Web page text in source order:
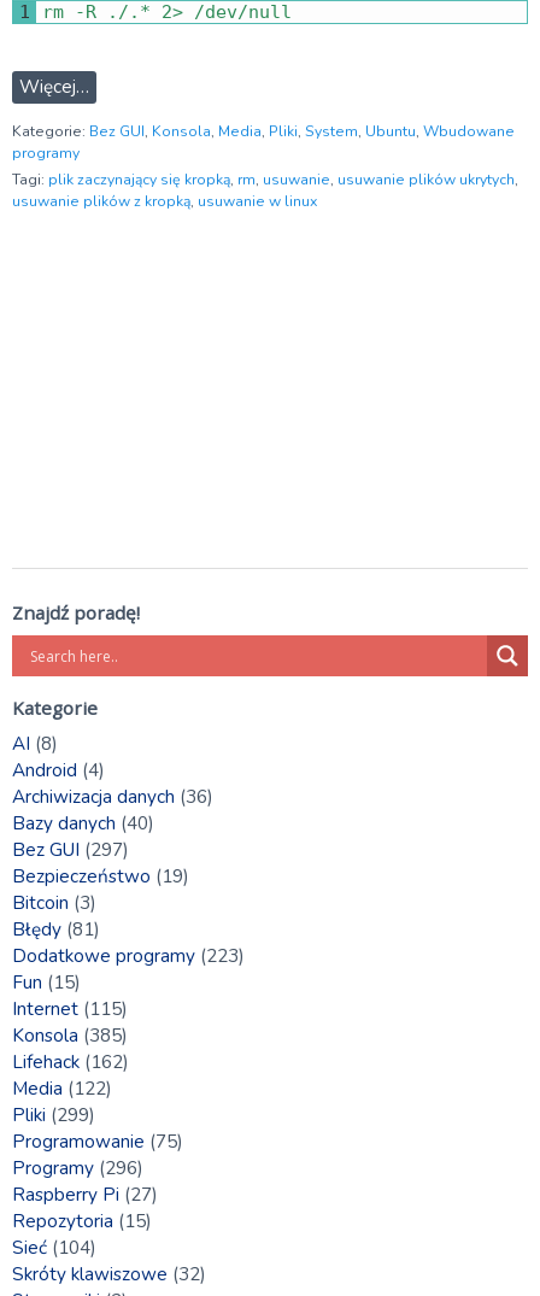
1 rm - R . / . * 2> /dev/null
Więcej…
Kategorie: Bez GUI, Konsola, Media, Pliki, System, Ubuntu, Wbudowane
programy
Tagi: plik zaczynający się kropką, rm, usuwanie, usuwanie plików ukrytych,
usuwanie plików z kropką, usuwanie w linux
Znajdź poradę!
Kategorie
AI (8)
Android (4)
Archiwizacja danych (36)
Bazy danych (40)
Bez GUI (297)
Bezpieczeństwo (19)
Bitcoin (3)
Błędy (81)
Dodatkowe programy (223)
Fun (15)
Internet (115)
Konsola (385)
Lifehack (162)
Media (122)
Pliki (299)
Programowanie (75)
Programy (296)
Raspberry Pi (27)
Repozytoria (15)
Sieć (104)
Skróty klawiszowe (32)